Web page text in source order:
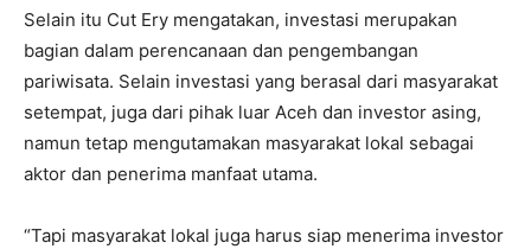
Selain itu Cut Ery mengatakan, investasi merupakan
bagian dalam perencanaan dan pengembangan
pariwisata. Selain investasi yang berasal dari masyarakat
setempat, juga dari pihak luar Aceh dan investor asing,
namun tetap mengutamakan masyarakat lokal sebagai
aktor dan penerima manfaat utama.
“Tapi masyarakat lokal juga harus siap menerima investor